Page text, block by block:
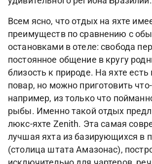
Всем ясно, что отдых на яхте
преимуществ по сравнению с
остановками в отеле: свобода
постоянное общение в кругу
близость к природе. На яхте
повар, но можно приготовить
например, из только что
рыбы. Именно такой отдых
люкс-яхте Zenith. Эта самая
лучшая яхта из базирующихся в
(столица штата Амазонас),